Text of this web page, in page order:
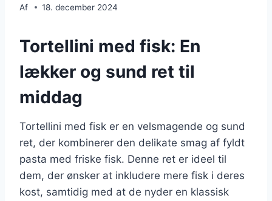
Af 18. december 2024
Tortellini med fisk: En
lækker og sund ret til
middag
Tortellini med fisk er en velsmagende og sund
ret, der kombinerer den delikate smag af fyldt
pasta med friske fisk. Denne ret er ideel til
dem, der ønsker at inkludere mere fisk i deres
kost, samtidig med at de nyder en klassisk